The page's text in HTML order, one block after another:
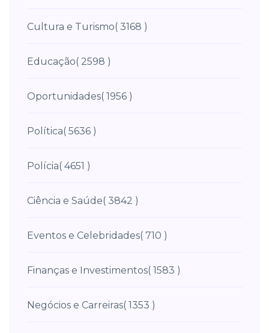
Cultura e Turismo( 3168 )
Educação( 2598 )
Oportunidades( 1956 )
Política( 5636 )
Polícia( 4651 )
Ciência e Saúde( 3842 )
Eventos e Celebridades( 710 )
Finanças e Investimentos( 1583 )
Negócios e Carreiras( 1353 )